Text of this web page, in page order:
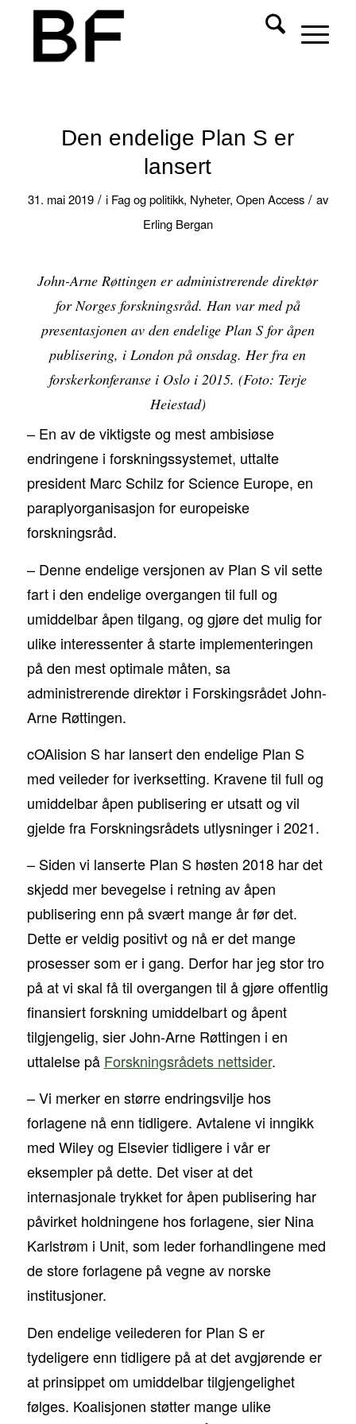
Den endelige Plan S er
lansert
31. mai 2019 / i Fag og politikk, Nyheter, Open Access / av
Erling Bergan
John-Arne Røttingen er administrerende direktør
for Norges forskningsråd. Han var med på
presentasjonen av den endelige Plan S for åpen
publisering, i London på onsdag. Her fra en
forskerkonferanse i Oslo i 2015. (Foto: Terje
Heiestad)
– En av de viktigste og mest ambisiøse
endringene i forskningssystemet, uttalte
president Marc Schilz for Science Europe, en
paraplyorganisasjon for europeiske
forskningsråd.
– Denne endelige versjonen av Plan S vil sette
fart i den endelige overgangen til full og
umiddelbar åpen tilgang, og gjøre det mulig for
ulike interessenter å starte implementeringen
på den mest optimale måten, sa
administrerende direktør i Forskingsrådet John-
Arne Røttingen.
cOAlision S har lansert den endelige Plan S
med veileder for iverksetting. Kravene til full og
umiddelbar åpen publisering er utsatt og vil
gjelde fra Forskningsrådets utlysninger i 2021.
– Siden vi lanserte Plan S høsten 2018 har det
skjedd mer bevegelse i retning av åpen
publisering enn på svært mange år før det.
Dette er veldig positivt og nå er det mange
prosesser som er i gang. Derfor har jeg stor tro
på at vi skal få til overgangen til å gjøre offentlig
finansiert forskning umiddelbart og åpent
tilgjengelig, sier John-Arne Røttingen i en
uttalelse på Forskningsrådets nettsider.
– Vi merker en større endringsvilje hos
forlagene nå enn tidligere. Avtalene vi inngikk
med Wiley og Elsevier tidligere i vår er
eksempler på dette. Det viser at det
internasjonale trykket for åpen publisering har
påvirket holdningene hos forlagene, sier Nina
Karlstrøm i Unit, som leder forhandlingene med
de store forlagene på vegne av norske
institusjoner.
Den endelige veilederen for Plan S er
tydeligere enn tidligere på at det avgjørende er
at prinsippet om umiddelbar tilgjengelighet
følges. Koalisjonen støtter mange ulike